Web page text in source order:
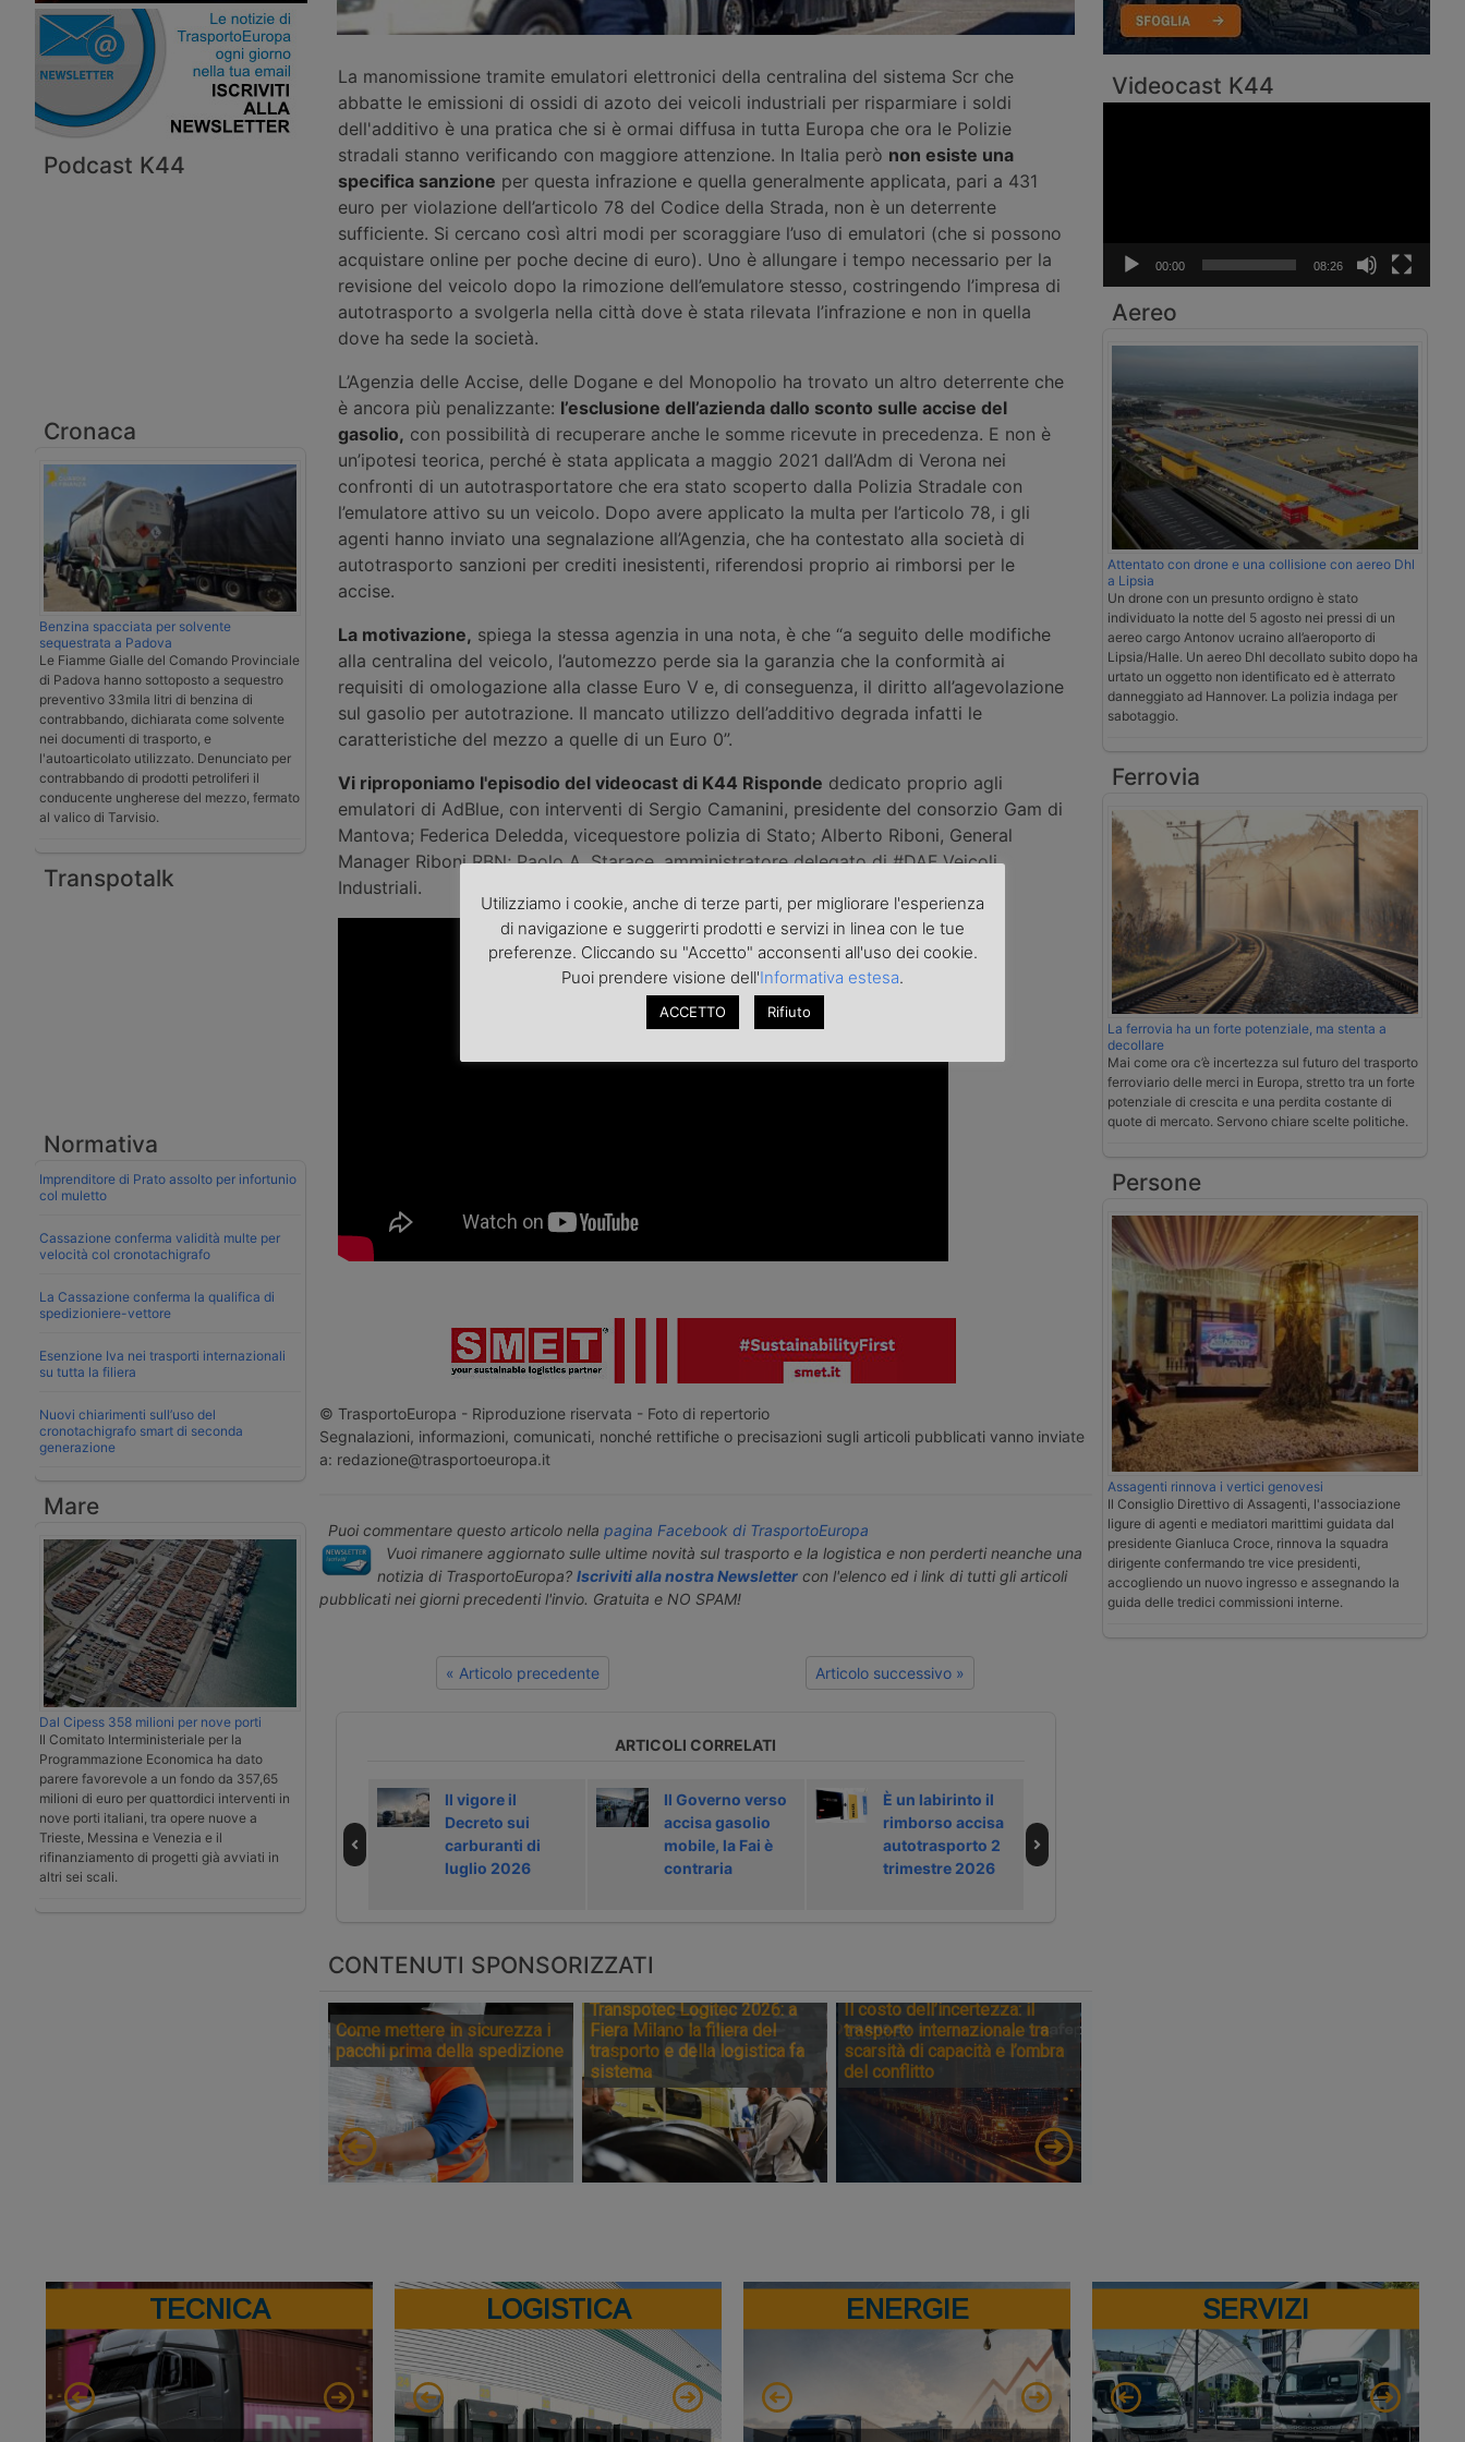
Podcast K44
Cronaca
Benzina spacciata per solvente
sequestrata a Padova
Le Fiamme Gialle del Comando Provinciale
di Padova hanno sottoposto a sequestro
preventivo 33mila litri di benzina di
contrabbando, dichiarata come solvente
nei documenti di trasporto, e
l'autoarticolato utilizzato. Denunciato per
contrabbando di prodotti petroliferi il
conducente ungherese del mezzo, fermato
al valico di Tarvisio.
Transpotalk
Normativa
Imprenditore di Prato assolto per infortunio
col muletto
Cassazione conferma validità multe per
velocità col cronotachigrafo
La Cassazione conferma la qualifica di
spedizioniere-vettore
Esenzione Iva nei trasporti internazionali
su tutta la filiera
Nuovi chiarimenti sull’uso del
cronotachigrafo smart di seconda
generazione
Mare
Dal Cipess 358 milioni per nove porti
Il Comitato Interministeriale per la
Programmazione Economica ha dato
parere favorevole a un fondo da 357,65
milioni di euro per quattordici interventi in
nove porti italiani, tra opere nuove a
Trieste, Messina e Venezia e il
rifinanziamento di progetti già avviati in
altri sei scali.
La manomissione tramite emulatori elettronici della centralina del sistema Scr che
abbatte le emissioni di ossidi di azoto dei veicoli industriali per risparmiare i soldi
dell'additivo è una pratica che si è ormai diffusa in tutta Europa che ora le Polizie
stradali stanno verificando con maggiore attenzione. In Italia però non esiste una
specifica sanzione per questa infrazione e quella generalmente applicata, pari a 431
euro per violazione dell’articolo 78 del Codice della Strada, non è un deterrente
sufficiente. Si cercano così altri modi per scoraggiare l’uso di emulatori (che si possono
acquistare online per poche decine di euro). Uno è allungare i tempo necessario per la
revisione del veicolo dopo la rimozione dell’emulatore stesso, costringendo l’impresa di
autotrasporto a svolgerla nella città dove è stata rilevata l’infrazione e non in quella
dove ha sede la società.
L’Agenzia delle Accise, delle Dogane e del Monopolio ha trovato un altro deterrente che
è ancora più penalizzante: l’esclusione dell’azienda dallo sconto sulle accise del
gasolio, con possibilità di recuperare anche le somme ricevute in precedenza. E non è
un’ipotesi teorica, perché è stata applicata a maggio 2021 dall’Adm di Verona nei
confronti di un autotrasportatore che era stato scoperto dalla Polizia Stradale con
l’emulatore attivo su un veicolo. Dopo avere applicato la multa per l’articolo 78, i gli
agenti hanno inviato una segnalazione all’Agenzia, che ha contestato alla società di
autotrasporto sanzioni per crediti inesistenti, riferendosi proprio ai rimborsi per le
accise.
La motivazione, spiega la stessa agenzia in una nota, è che “a seguito delle modifiche
alla centralina del veicolo, l’automezzo perde sia la garanzia che la conformità ai
requisiti di omologazione alla classe Euro V e, di conseguenza, il diritto all’agevolazione
sul gasolio per autotrazione. Il mancato utilizzo dell’additivo degrada infatti le
caratteristiche del mezzo a quelle di un Euro 0”.
Vi riproponiamo l'episodio del videocast di K44 Risponde dedicato proprio agli
emulatori di AdBlue, con interventi di Sergio Camanini, presidente del consorzio Gam di
Mantova; Federica Deledda, vicequestore polizia di Stato; Alberto Riboni, General
Manager Riboni RBN; Paolo A. Starace, amministratore delegato di #DAF Veicoli
Industriali.
© TrasportoEuropa - Riproduzione riservata - Foto di repertorio
Segnalazioni, informazioni, comunicati, nonché rettifiche o precisazioni sugli articoli pubblicati vanno inviate
a: redazione@trasportoeuropa.it
Puoi commentare questo articolo nella pagina Facebook di TrasportoEuropa
Vuoi rimanere aggiornato sulle ultime novità sul trasporto e la logistica e non perderti neanche una
notizia di TrasportoEuropa? Iscriviti alla nostra Newslettercon l'elenco ed i link di tutti gli articoli
pubblicati nei giorni precedenti l'invio. Gratuita e NO SPAM!
« Articolo precedente Articolo successivo »
ARTICOLI CORRELATI
Via alle domande
per rimborso
accise gasolio 1°
trimestre 2025
Il Governo
aumenta l’accisa
Il vigore il
Decreto sui
carburanti di
luglio 2026
Il Governo verso
accisa gasolio
mobile, la Fai è
contraria
È un labirinto il
rimborso accisa
autotrasporto 2
trimestre 2026
CONTENUTI SPONSORIZZATI
Come mettere in sicurezza i
pacchi prima della spedizione
Transpotec Logitec 2026: a
Fiera Milano la filiera del
trasporto e della logistica fa
sistema
Il costo dell’incertezza: il
trasporto internazionale tra
scarsità di capacità e l’ombra
del conflitto
Videocast K44
00:00 08:26
Aereo
Attentato con drone e una collisione con aereo Dhl
a Lipsia
Un drone con un presunto ordigno è stato
individuato la notte del 5 agosto nei pressi di un
aereo cargo Antonov ucraino all’aeroporto di
Lipsia/Halle. Un aereo Dhl decollato subito dopo ha
urtato un oggetto non identificato ed è atterrato
danneggiato ad Hannover. La polizia indaga per
sabotaggio.
Ferrovia
La ferrovia ha un forte potenziale, ma stenta a
decollare
Mai come ora c’è incertezza sul futuro del trasporto
ferroviario delle merci in Europa, stretto tra un forte
potenziale di crescita e una perdita costante di
quote di mercato. Servono chiare scelte politiche.
Persone
Assagenti rinnova i vertici genovesi
Il Consiglio Direttivo di Assagenti, l'associazione
ligure di agenti e mediatori marittimi guidata dal
presidente Gianluca Croce, rinnova la squadra
dirigente confermando tre vice presidenti,
accogliendo un nuovo ingresso e assegnando la
guida delle tredici commissioni interne.
TECNICA LOGISTICA ENERGIE SERVIZI
Utilizziamo i cookie, anche di terze parti, per migliorare l'esperienza
di navigazione e suggerirti prodotti e servizi in linea con le tue
preferenze. Cliccando su "Accetto" acconsenti all'uso dei cookie.
Puoi prendere visione dell'Informativa estesa.
ACCETTO Rifiuto